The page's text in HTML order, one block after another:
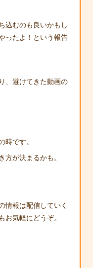
込むのも良いかもし
ったよ！という報告
、避けてきた動画の
です。
が決まるかも。
情報は配信していく
気軽にどうぞ。